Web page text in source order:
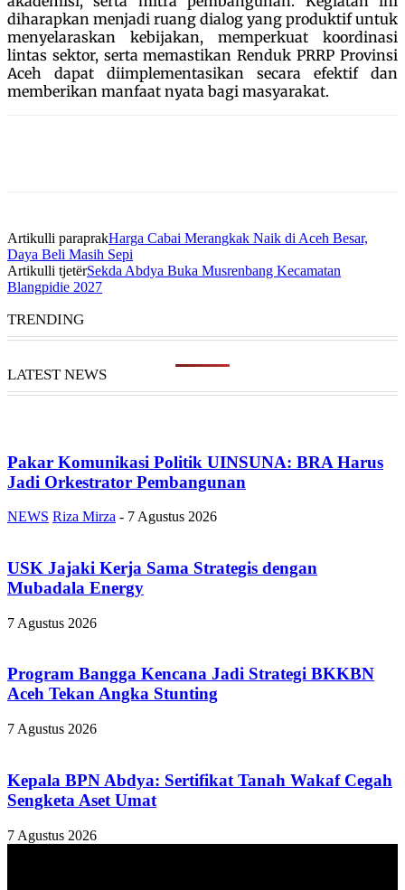
diharapkan menjadi ruang dialog yang produktif untuk
menyelaraskan kebijakan, memperkuat koordinasi
lintas sektor, serta memastikan Renduk PRRP Provinsi
Aceh dapat diimplementasikan secara efektif dan
memberikan manfaat nyata bagi masyarakat.
Artikulli paraprakHarga Cabai Merangkak Naik di Aceh Besar,
Daya Beli Masih Sepi
Artikulli tjetërSekda Abdya Buka Musrenbang Kecamatan
Blangpidie 2027
TRENDING
LATEST NEWS
Pakar Komunikasi Politik UINSUNA: BRA Harus
Jadi Orkestrator Pembangunan
NEWS Riza Mirza - 7 Agustus 2026
USK Jajaki Kerja Sama Strategis dengan
Mubadala Energy
7 Agustus 2026
Program Bangga Kencana Jadi Strategi BKKBN
Aceh Tekan Angka Stunting
7 Agustus 2026
Kepala BPN Abdya: Sertifikat Tanah Wakaf Cegah
Sengketa Aset Umat
7 Agustus 2026